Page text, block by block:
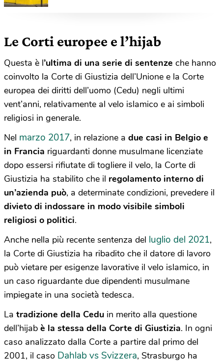
Le Corti europee e l’hijab
Questa è l’ultima di una serie di sentenze che hanno
coinvolto la Corte di Giustizia dell’Unione e la Corte
europea dei diritti dell’uomo (Cedu) negli ultimi
vent’anni, relativamente al velo islamico e ai simboli
religiosi in generale.
Nel marzo 2017, in relazione a due casi in Belgio e
in Francia riguardanti donne musulmane licenziate
dopo essersi rifiutate di togliere il velo, la Corte di
Giustizia ha stabilito che il regolamento interno di
un’azienda può, a determinate condizioni, prevedere il
divieto di indossare in modo visibile simboli
religiosi o politici.
Anche nella più recente sentenza del luglio del 2021,
la Corte di Giustizia ha ribadito che il datore di lavoro
può vietare per esigenze lavorative il velo islamico, in
un caso riguardante due dipendenti musulmane
impiegate in una società tedesca.
La tradizione della Cedu in merito alla questione
dell’hijab è la stessa della Corte di Giustizia. In ogni
caso analizzato dalla Corte a partire dal primo del
2001, il caso Dahlab vs Svizzera, Strasburgo ha